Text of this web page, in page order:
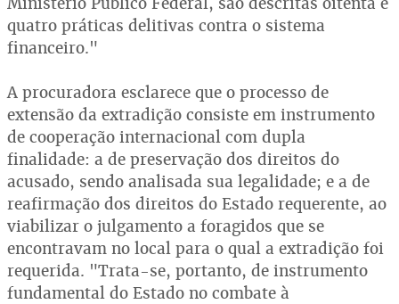
quatro práticas delitivas contra o sistema
financeiro."
A procuradora esclarece que o processo de
extensão da extradição consiste em instrumento
de cooperação internacional com dupla
finalidade: a de preservação dos direitos do
acusado, sendo analisada sua legalidade; e a de
reafirmação dos direitos do Estado requerente, ao
viabilizar o julgamento a foragidos que se
encontravam no local para o qual a extradição foi
requerida. "Trata-se, portanto, de instrumento
fundamental do Estado no combate à